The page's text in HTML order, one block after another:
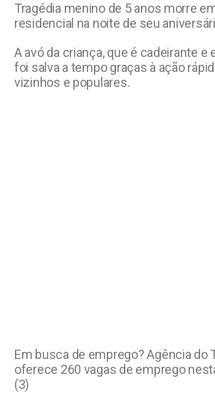
Tragédia menino de 5 anos morre
residencial na noite de seu
A avó da criança, que é cadeirante e
foi salva a tempo graças à ação
vizinhos e populares.
Em busca de emprego? Agência do
oferece 260 vagas de emprego
(3)